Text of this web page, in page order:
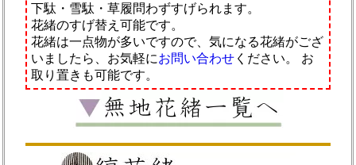
下駄・雪駄・草履問わずすげられます。
花緒のすげ替え可能です。
花緒は一点物が多いですので、気になる花緒がござ
いましたら、お気軽にお問い合わせ ください。
お
取り置きも可能です。